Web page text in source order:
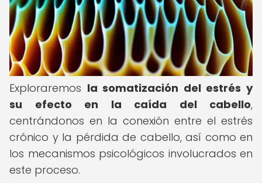
Exploraremos la somatización del estrés y
su efecto en la caída del cabello,
centrándonos en la conexión entre el estrés
crónico y la pérdida de cabello, así como en
los mecanismos psicológicos involucrados en
este proceso.